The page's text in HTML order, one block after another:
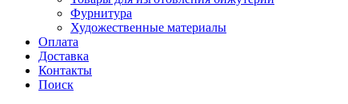
Фурнитура
Художественные материалы
Оплата
Доставка
Контакты
Поиск